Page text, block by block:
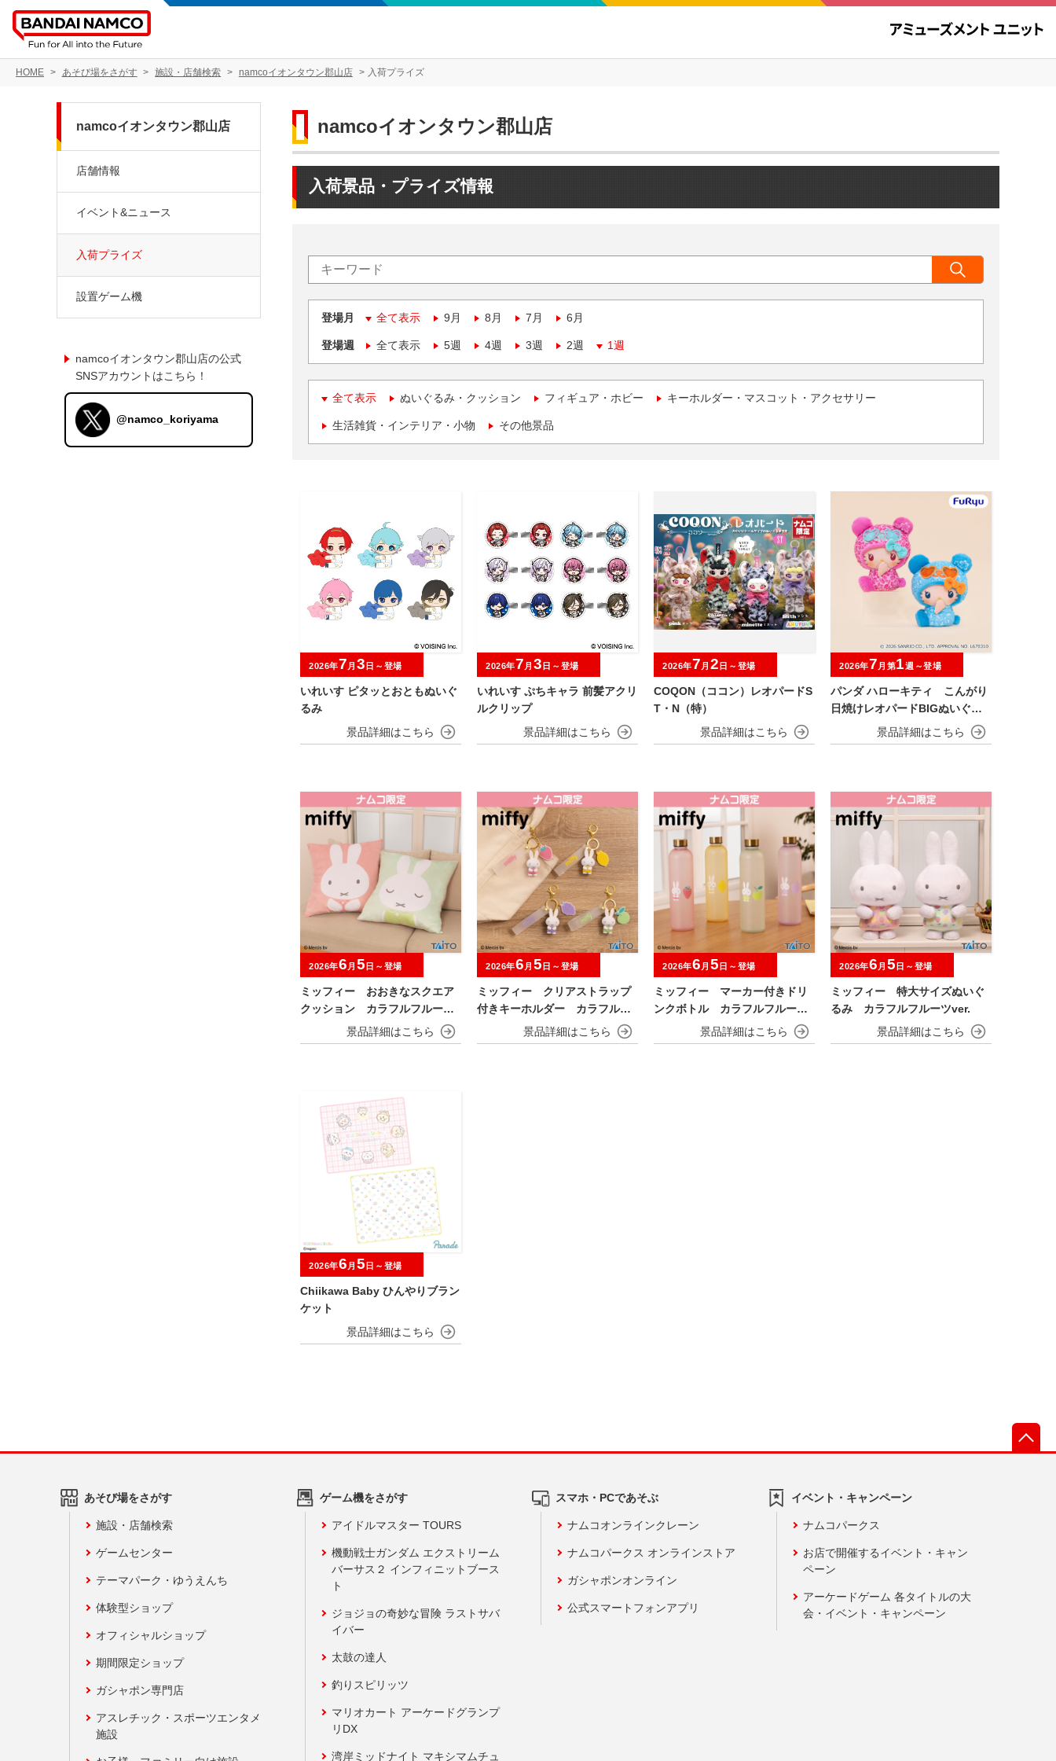
HOME あそび場をさがす 施設・店舗検索 namcoイオンタウン郡山店 入荷プライズ
namcoイオンタウン郡山店
入荷景品・プライズ情報
登場月 全て表示 9月 8月 7月 6月
登場週 全て表示 5週 4週 3週 2週 1週
全て表示 ぬいぐるみ・クッション フィギュア・ホビー キーホルダー・マスコット・アクセサリー
生活雑貨・インテリア・小物 その他景品
いれいす ピタッとおともぬいぐ
るみ
2026年7 月 3 日～登場
いれいす ぷちキャラ 前髪アクリ
ルクリップ
2026年7 月 3 日～登場
COQON（ココン）レオパードS
T・N（特）
2026年7 月 2 日～登場
パンダ ハローキティ こんがり
日焼けレオパードBIGぬいぐる
2026年7 月第1週～登場
ミッフィー おおきなスクエア
クッション カラフルフルーツv
2026年6 月 5 日～登場
ミッフィー クリアストラップ
付きキーホルダー カラフルフ
ルーツver.
2026年6 月 5 日～登場
ミッフィー マーカー付きドリ
ンクボトル カラフルフルーツv
2026年6 月 5 日～登場
ミッフィー 特大サイズぬいぐ
るみ カラフルフルーツver.
2026年6 月 5 日～登場
Chiikawa Baby ひんやりブラン
ケット
2026年6 月 5 日～登場
namcoイオンタウン郡山店
店舗情報
イベント&ニュース
入荷プライズ
設置ゲーム機
namcoイオンタウン郡山店の公式
SNSアカウントはこちら！
@namco_koriyama
あそび場をさがす
施設・店舗検索
ゲームセンター
テーマパーク・ゆうえんち
体験型ショップ
オフィシャルショップ
期間限定ショップ
ガシャポン専門店
アスレチック・スポーツエンタメ
施設
ゲーム機をさがす
アイドルマスター TOURS
機動戦士ガンダム エクストリーム
バーサス２ インフィニットブース
ト
ジョジョの奇妙な冒険 ラストサバ
イバー
太鼓の達人
釣りスピリッツ
マリオカート アーケードグランプ
リDX
湾岸ミッドナイト マキシマムチュ
スマホ・PCであそぶ
ナムコオンラインクレーン
ナムコパークス オンラインストア
ガシャポンオンライン
公式スマートフォンアプリ
イベント・キャンペーン
ナムコパークス
お店で開催するイベント・キャン
ペーン
アーケードゲーム 各タイトルの大
会・イベント・キャンペーン